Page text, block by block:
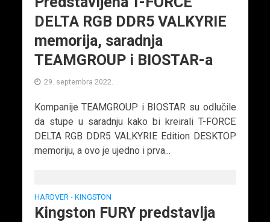
DELTA RGB DDR5 VALKYRIE
memorija, saradnja
TEAMGROUP i BIOSTAR-a
29. septembra 2022.
Kompanije TEAMGROUP i BIOSTAR su odlučile
da stupe u saradnju kako bi kreirali T-FORCE
DELTA RGB DDR5 VALKYRIE Edition DESKTOP
memoriju, a ovo je ujedno i prva...
HARDVER • KINGSTON
Kingston FURY predstavlja